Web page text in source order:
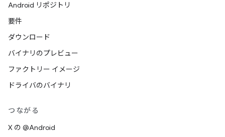
Android リポジトリ
要件
ダウンロード
バイナリのプレビュー
ファクトリー イメージ
ドライバのバイナリ
つながる
X の @Android